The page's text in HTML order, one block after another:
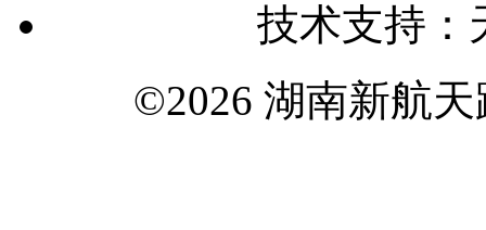
技术支持：
©2026 湖南新航